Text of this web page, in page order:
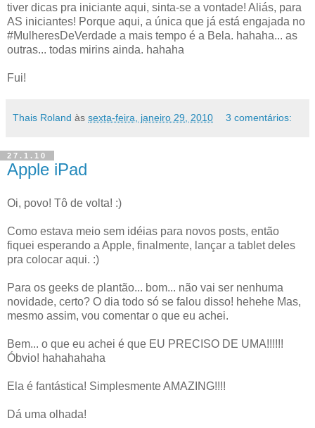
tiver dicas pra iniciante aqui, sinta-se a vontade! Aliás, para
AS iniciantes! Porque aqui, a única que já está engajada no
#MulheresDeVerdade a mais tempo é a Bela. hahaha... as
outras... todas mirins ainda. hahaha
Fui!
Thais Roland às sexta-feira, janeiro 29, 2010 3 comentários:
27.1.10
Apple iPad
Oi, povo! Tô de volta! :)
Como estava meio sem idéias para novos posts, então
fiquei esperando a Apple, finalmente, lançar a tablet deles
pra colocar aqui. :)
Para os geeks de plantão... bom... não vai ser nenhuma
novidade, certo? O dia todo só se falou disso! hehehe Mas,
mesmo assim, vou comentar o que eu achei.
Bem... o que eu achei é que EU PRECISO DE UMA!!!!!!
Óbvio! hahahahaha
Ela é fantástica! Simplesmente AMAZING!!!!
Dá uma olhada!